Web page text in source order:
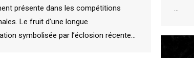
présente dans les compétitions
Le fruit d’une longue
symbolisée par l’éclosion récente…
…